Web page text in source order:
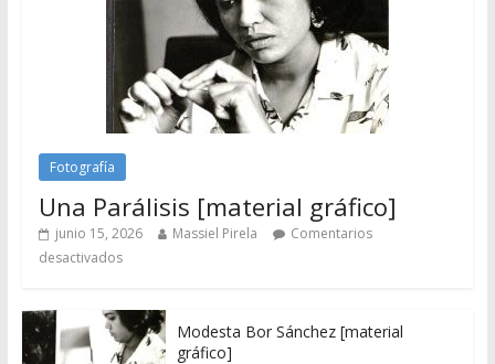
Fotografía
Una Parálisis [material gráfico]
junio 15, 2026 Massiel Pirela
Comentarios
desactivados
Modesta Bor Sánchez [material
gráfico]